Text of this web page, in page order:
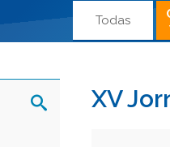
Todas
XV